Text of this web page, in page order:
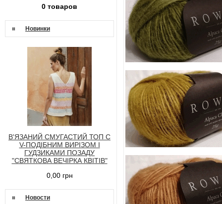
0 товаров
Новинки
В'ЯЗАНИЙ СМУГАСТИЙ ТОП С
V-ПОДІБНИМ ВИРІЗОМ І
ГУДЗИКАМИ ПОЗАДУ
"СВЯТКОВА ВЕЧІРКА КВІТІВ"
0,00 грн
Новости